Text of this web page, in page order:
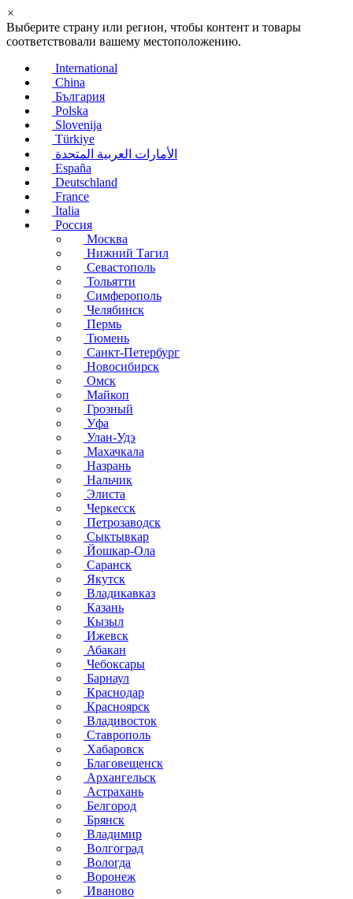
×
Выберите страну или регион, чтобы контент и товары
соответствовали вашему местоположению.
International
China
България
Polska
Slovenija
Türkiye
الأمارات العربية المتحدة
España
Deutschland
France
Italia
Россия
Москва
Нижний Тагил
Севастополь
Тольятти
Симферополь
Челябинск
Пермь
Тюмень
Санкт-Петербург
Новосибирск
Омск
Майкоп
Грозный
Уфа
Улан-Удэ
Махачкала
Назрань
Нальчик
Элиста
Черкесск
Петрозаводск
Сыктывкар
Йошкар-Ола
Саранск
Якутск
Владикавказ
Казань
Кызыл
Ижевск
Абакан
Чебоксары
Барнаул
Краснодар
Красноярск
Владивосток
Ставрополь
Хабаровск
Благовещенск
Архангельск
Астрахань
Белгород
Брянск
Владимир
Волгоград
Вологда
Воронеж
Иваново